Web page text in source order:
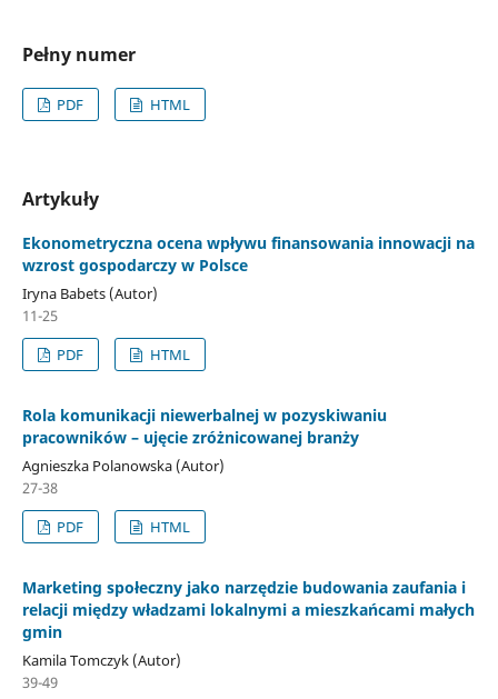
Pełny numer
PDF HTML
Artykuły
Ekonometryczna ocena wpływu finansowania innowacji na
wzrost gospodarczy w Polsce
Iryna Babets (Autor)
11-25
PDF
HTML
Rola komunikacji niewerbalnej w pozyskiwaniu
pracowników – ujęcie zróżnicowanej branży
Agnieszka Polanowska (Autor)
27-38
PDF
HTML
Marketing społeczny jako narzędzie budowania zaufania i
relacji między władzami lokalnymi a mieszkańcami małych
gmin
Kamila Tomczyk (Autor)
39-49